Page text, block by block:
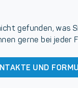
gefunden, was
gerne bei jeder
UND